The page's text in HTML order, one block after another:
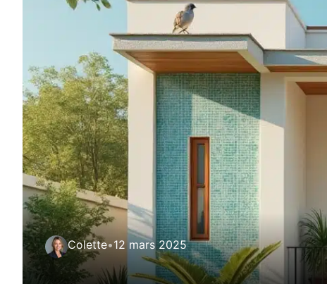
Colette•12 mars 2025